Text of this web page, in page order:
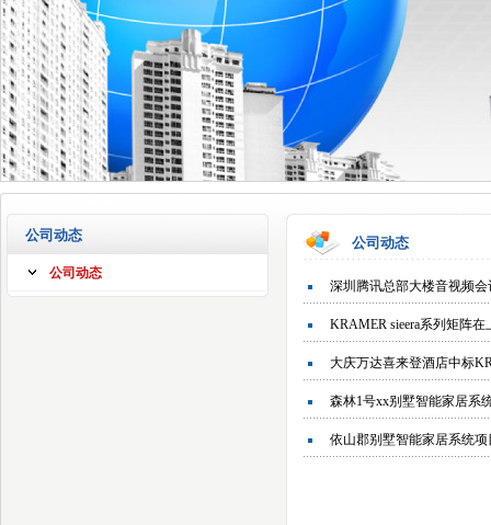
公司动态
公司动态
公司动态
深圳腾讯总部大楼音视频会
KRAMER sieera系列矩阵
大庆万达喜来登酒店中标
森林1号xx别墅智能家居系
依山郡别墅智能家居系统